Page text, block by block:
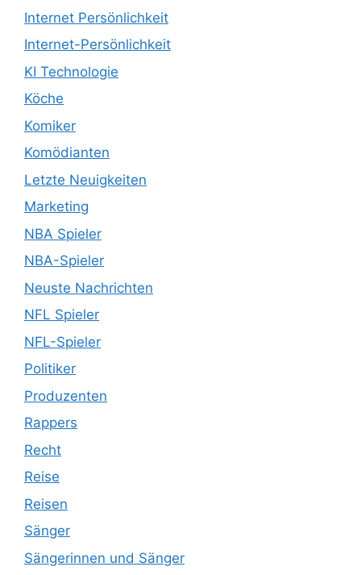
Internet Persönlichkeit
Internet-Persönlichkeit
KI Technologie
Köche
Komiker
Komödianten
Letzte Neuigkeiten
Marketing
NBA Spieler
NBA-Spieler
Neuste Nachrichten
NFL Spieler
NFL-Spieler
Politiker
Produzenten
Rappers
Recht
Reise
Reisen
Sänger
Sängerinnen und Sänger